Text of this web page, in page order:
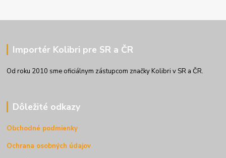
Importér Kolibri pre SR a ČR
Od roku 2010 sme oficiálnym zástupcom značky Kolibri v SR a ČR.
Dôležité odkazy
Obchodné podmienky
Ochrana osobných údajov